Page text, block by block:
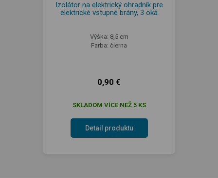
Izolátor na elektrický ohradník pre
elektrické vstupné brány, 3 oká
Výška: 8,5 cm
Farba: čierna
0,90 €
SKLADOM VÍCE NEŽ 5 KS
Detail produktu